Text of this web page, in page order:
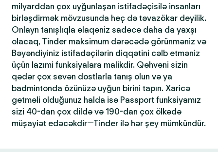
milyarddan çox uyğunlaşan istifadəçisilə insanları
birləşdirmək mövzusunda heç də təvazökar deyilik.
Onlayn tanışlıqla əlaqəniz sadəcə daha da yaxşı
olacaq, Tinder maksimum dərəcədə görünməniz və
Bəyəndiyiniz istifadəçilərin diqqətini cəlb etməniz
üçün lazımi funksiyalara malikdir. Qəhvəni sizin
qədər çox sevən dostlarla tanış olun və ya
badmintonda özünüzə uyğun birini tapın. Xaricə
getməli olduğunuz halda isə Passport funksiyamız
sizi 40-dan çox dildə və 190-dan çox ölkədə
müşayiət edəcəkdir—Tinder ilə hər şey mümkündür.